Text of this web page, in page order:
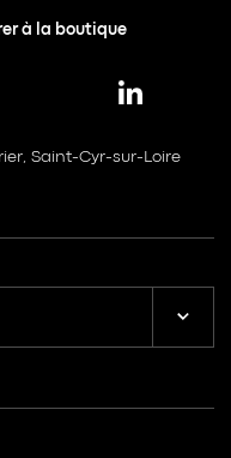
à la boutique
Saint-Cyr-sur-Loire